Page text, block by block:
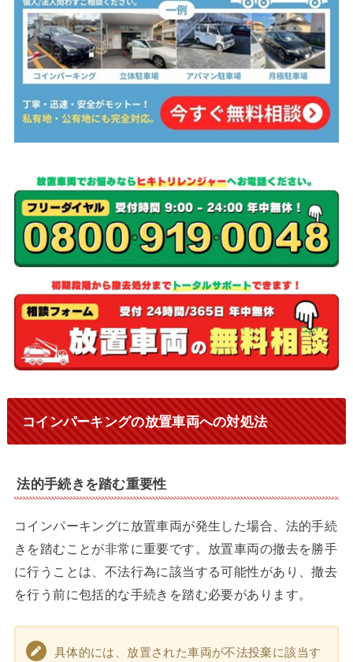
コインパーキングの放置車両への対処法
法的手続きを踏む重要性
コインパーキングに放置車両が発生した場合、法的手続
きを踏むことが非常に重要です。放置車両の撤去を勝手
に行うことは、不法行為に該当する可能性があり、撤去
を行う前に包括的な手続きを踏む必要があります。
具体的には、放置された車両が不法投棄に該当す